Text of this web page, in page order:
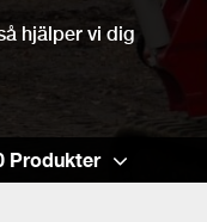
hjälper vi dig
Produkter